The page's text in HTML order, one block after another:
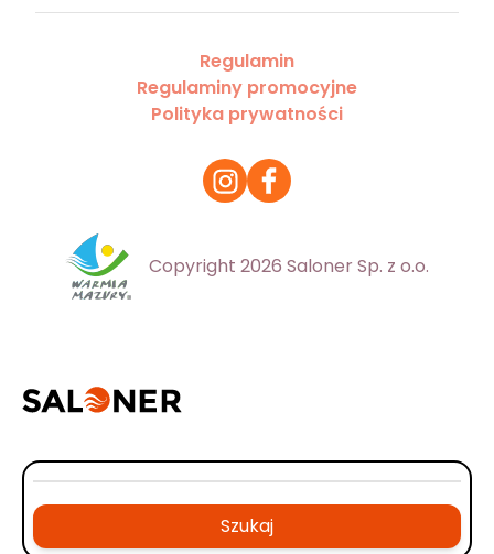
Regulamin
Regulaminy promocyjne
Polityka prywatności
Copyright 2026 Saloner Sp. z o.o.
Szukaj